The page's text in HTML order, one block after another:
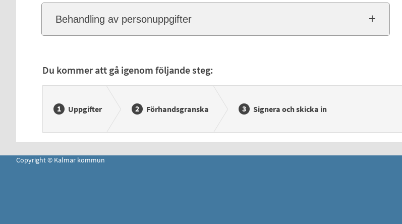
Behandling av personuppgifter
Du kommer att gå igenom följande steg:
Uppgifter Förhandsgranska Signera och skicka in
Copyright © Kalmar kommun